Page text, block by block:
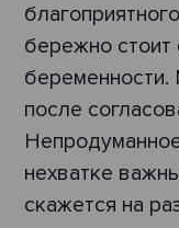
бережно стоит
после
нехватке
скажется на